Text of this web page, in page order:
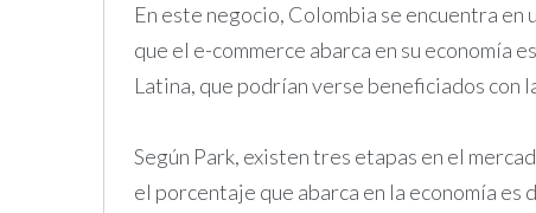
En este negocio, Colombia se encuentra en
que el e-commerce abarca en su economía
Latina, que podrían verse beneficiados con
Según Park, existen tres etapas en el
el porcentaje que abarca en la economía es